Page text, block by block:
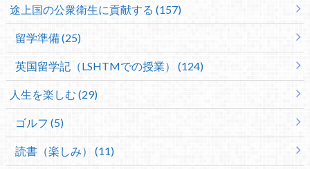
途上国の公衆衛生に貢献する (157)
留学準備 (25)
英国留学記（LSHTMでの授業） (124)
人生を楽しむ (29)
ゴルフ (5)
読書（楽しみ） (11)